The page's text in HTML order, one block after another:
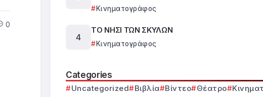
0
Κινηματογράφος
ΤΟ ΝΗΣΙ ΤΩΝ ΣΚΥΛΩΝ
Κινηματογράφος
Categories
Uncategorized Βιβλία Βίντεο Θέατρο